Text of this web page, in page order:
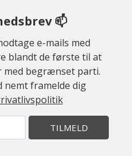
📫
e-mails med
blandt de første til at
med begrænset parti.
nemt framelde dig
TILMELD